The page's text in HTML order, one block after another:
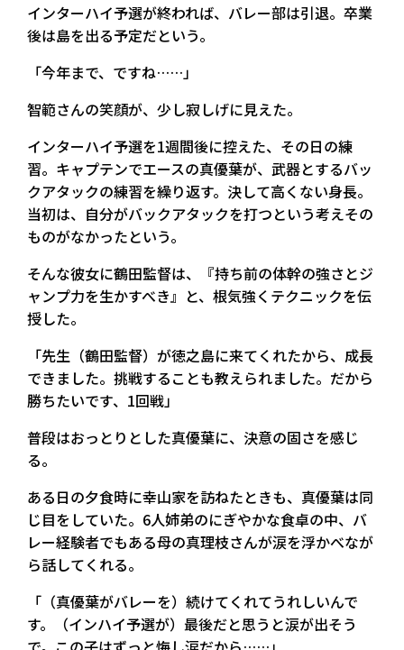
インターハイ予選が終われば、バレー部は引退。卒業
後は島を出る予定だという。
「今年まで、ですね……」
智範さんの笑顔が、少し寂しげに見えた。
インターハイ予選を1週間後に控えた、その日の練
習。キャプテンでエースの真優葉が、武器とするバッ
クアタックの練習を繰り返す。決して高くない身長。
当初は、自分がバックアタックを打つという考えその
ものがなかったという。
そんな彼女に鶴田監督は、『持ち前の体幹の強さとジ
ャンプ力を生かすべき』と、根気強くテクニックを伝
授した。
「先生（鶴田監督）が徳之島に来てくれたから、成長
できました。挑戦することも教えられました。だから
勝ちたいです、1回戦」
普段はおっとりとした真優葉に、決意の固さを感じ
る。
ある日の夕食時に幸山家を訪ねたときも、真優葉は同
じ目をしていた。6人姉弟のにぎやかな食卓の中、バ
レー経験者でもある母の真理枝さんが涙を浮かべなが
ら話してくれる。
「（真優葉がバレーを）続けてくれてうれしいんで
す。（インハイ予選が）最後だと思うと涙が出そう